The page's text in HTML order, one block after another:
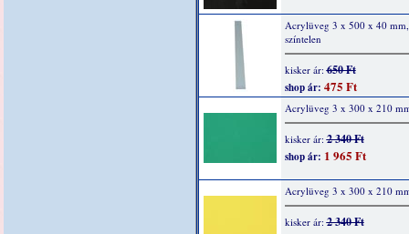
Acrylüveg 3 x 500 x 40 mm,
színtelen
kisker ár:650 Ft
shop ár: 475 Ft
Acrylüveg 3 x 300 x 210
kisker ár:2 340 Ft
shop ár: 1 965 Ft
Acrylüveg 3 x 300 x 210
kisker ár:2 340 Ft